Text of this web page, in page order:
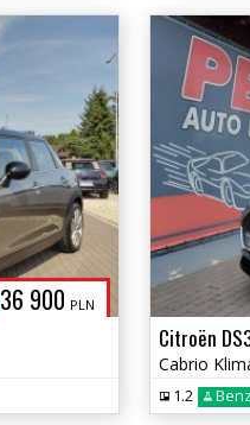
36 900 PLN
Citroën
Cabrio
1.2